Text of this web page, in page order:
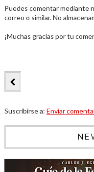
Puedes comentar mediante
correo o similar. No
¡Muchas gracias por tu
Suscribirse a: Enviar